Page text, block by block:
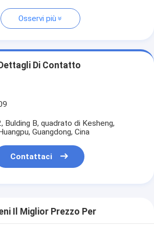
Osservi più
Dettagli Di Contatto
Bulding B, quadrato di Kesheng,
Guangdong, Cina
Contattaci
Il Miglior Prezzo Per